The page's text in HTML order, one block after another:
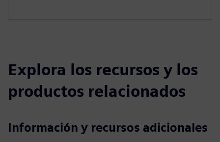
Explora los recursos y los
productos relacionados
Información y recursos adicionales